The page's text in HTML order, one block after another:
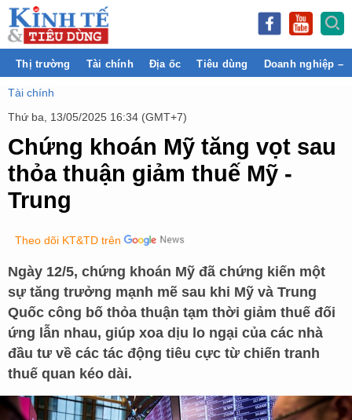
Thị trường Tài chính Địa ốc Tiêu dùng Doanh nghiệp –
Tài chính
Thứ ba, 13/05/2025 16:34 (GMT+7)
Chứng khoán Mỹ tăng vọt sau
thỏa thuận giảm thuế Mỹ -
Trung
Theo dõi KT&TD trên
Ngày 12/5, chứng khoán Mỹ đã chứng kiến một
sự tăng trưởng mạnh mẽ sau khi Mỹ và Trung
Quốc công bố thỏa thuận tạm thời giảm thuế đối
ứng lẫn nhau, giúp xoa dịu lo ngại của các nhà
đầu tư về các tác động tiêu cực từ chiến tranh
thuế quan kéo dài.